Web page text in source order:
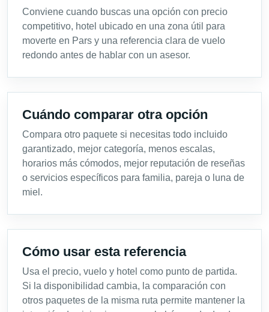
Conviene cuando buscas una opción con precio
competitivo, hotel ubicado en una zona útil para
moverte en Pars y una referencia clara de vuelo
redondo antes de hablar con un asesor.
Cuándo comparar otra opción
Compara otro paquete si necesitas todo incluido
garantizado, mejor categoría, menos escalas,
horarios más cómodos, mejor reputación de reseñas
o servicios específicos para familia, pareja o luna de
miel.
Cómo usar esta referencia
Usa el precio, vuelo y hotel como punto de partida.
Si la disponibilidad cambia, la comparación con
otros paquetes de la misma ruta permite mantener la